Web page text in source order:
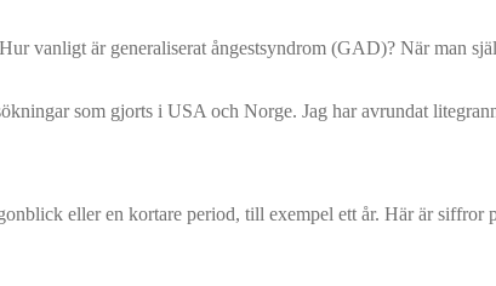
vanligt är generaliserat ångestsyndrom (GAD)? När man
som gjorts i USA och Norge. Jag har avrundat
eller en kortare period, till exempel ett år. Här är siffror